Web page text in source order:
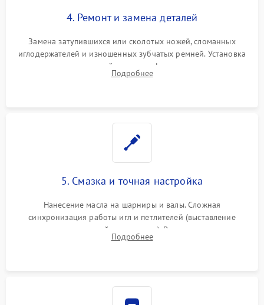
4. Ремонт и замена деталей
Замена затупившихся или сколотых ножей, сломанных
иглодержателей и изношенных зубчатых ремней. Установка
новых петлителей взамен деформированных.
Восстановление контактов в педали и цепях
Подробнее
5. Смазка и точная настройка
Нанесение масла на шарниры и валы. Сложная
синхронизация работы игл и петлителей (выставление
зазоров до сотых долей миллиметра). Регулировка прижима
ножей, ширины обметки и хода дифференциального
Подробнее